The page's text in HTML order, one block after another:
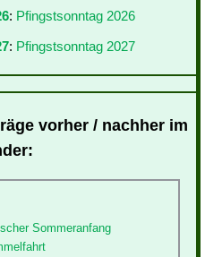
: Pfingstsonntag 2026
: Pfingstsonntag 2027
vorher / nachher im
Sommeranfang